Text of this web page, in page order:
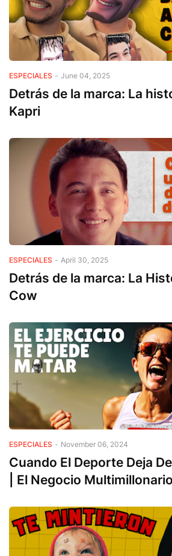
ESPECIALES - June 04, 2025
Detrás de la marca: La
Kapri
ESPECIALES - April 30, 2025
Detrás de la marca: La
Cow
ESPECIALES - November 06, 2024
Cuando El Deporte Deja
| El Negocio